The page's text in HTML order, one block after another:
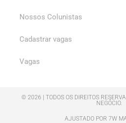
Nossos Colunistas
Cadastrar vagas
Vagas
© 2026 | TODOS OS DIREITOS
NEGÓCIO.
AJUSTADO POR 7W